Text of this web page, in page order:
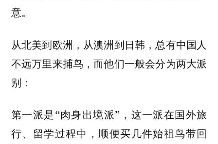
意。
从北美到欧洲，从澳洲到日韩，总有中国人
不远万里来捕鸟，而他们一般会分为两大派
别：
第一派是“肉身出境派” ，这一派在国外旅
行、留学过程中，顺便买几件始祖鸟带回